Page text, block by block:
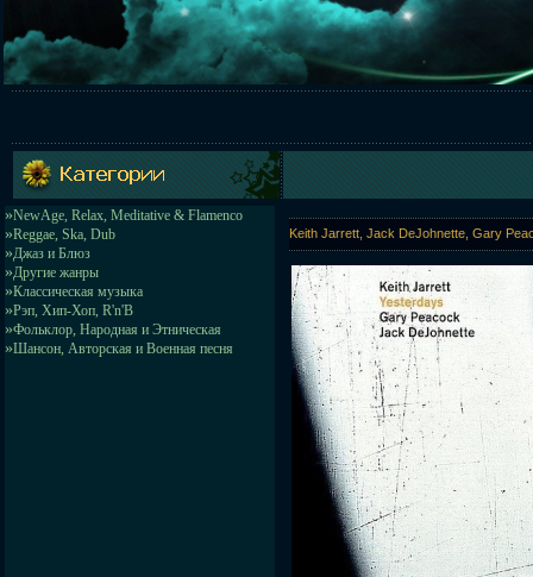
»NewAge, Relax, Meditative & Flamenco
»Reggae, Ska, Dub
»Джаз и Блюз
»Другие жанры
»Классическая музыка
»Рэп, Хип-Хоп, R'n'B
»Фольклор, Народная и Этническая
»Шансон, Авторская и Военная песня
Keith Jarrett, Jack DeJohnette, Gary